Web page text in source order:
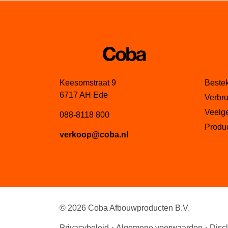
Keesomstraat 9
6717 AH Ede
088-8118 800
verkoop@coba.nl
© 2026 Coba Afbouwproducten B.V.